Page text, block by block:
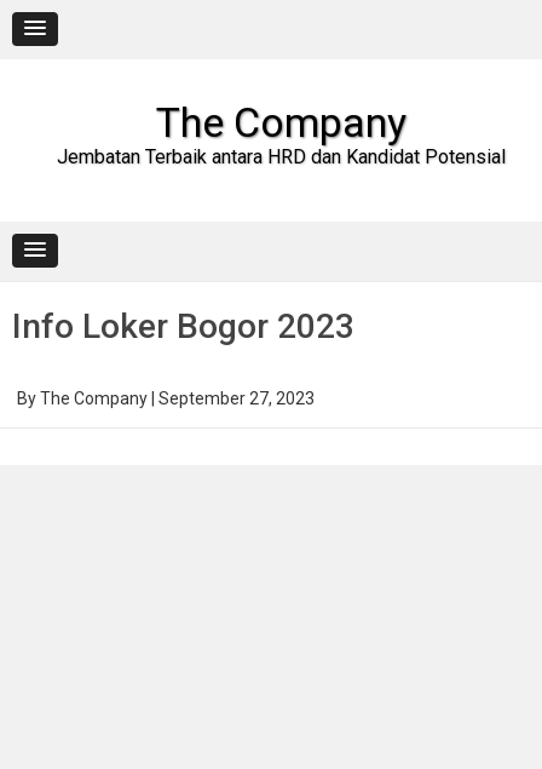
content
The Company
Jembatan Terbaik antara HRD dan Kandidat Potensial
Info Loker Bogor 2023
ByThe Company September 27, 2023